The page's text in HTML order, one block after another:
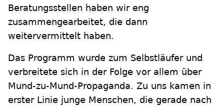
Beratungsstellen haben wir eng
zusammengearbeitet, die dann
weitervermittelt haben.
Das Programm wurde zum Selbstläufer und
verbreitete sich in der Folge vor allem über
Mund-zu-Mund-Propaganda. Zu uns kamen in
erster Linie junge Menschen, die gerade nach